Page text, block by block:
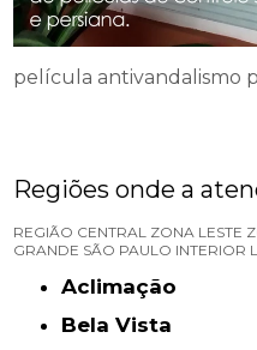
película antivandalismo
Regiões onde a
REGIÃO CENTRAL ZONA LESTE
GRANDE SÃO PAULO INTERIOR
Aclimação
Bela Vista